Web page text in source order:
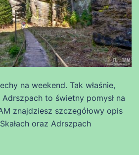
na weekend. Tak właśnie,
Adrszpach to świetny pomysł na
znajdziesz szczegółowy opis
oraz Adrszpach